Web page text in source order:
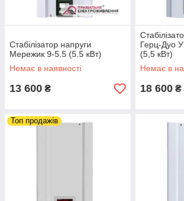
настінний або для
Розв'язання проблем з
Купити стабілізатор напруги для
електрозабезпеченням! Замовляйте
Стабілізатор напруги
Мережик 9-5.5 (5.5 кВт)
Немає в наявності
13 600 ₴
Герц-Дуо
(5,5 кВт)
Немає в
18 600 ₴
Топ продажів